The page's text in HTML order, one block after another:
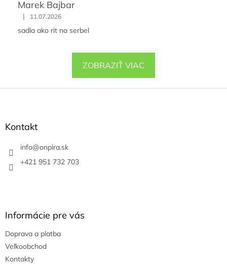
Marek Bajbar
| 11.07.2026
sadla ako rit na serbel
ZOBRAZIŤ VIAC
Z
Kontakt
info@onpira.sk
+421 951 732 703
Informácie pre vás
Doprava a platba
Veľkoobchod
Kontakty